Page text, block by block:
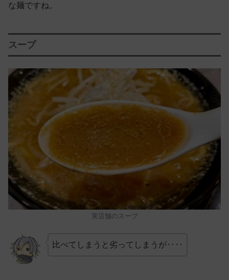
な麺ですね。
スープ
実店舗のスープ
比べてしまうと劣ってしまうが‥‥